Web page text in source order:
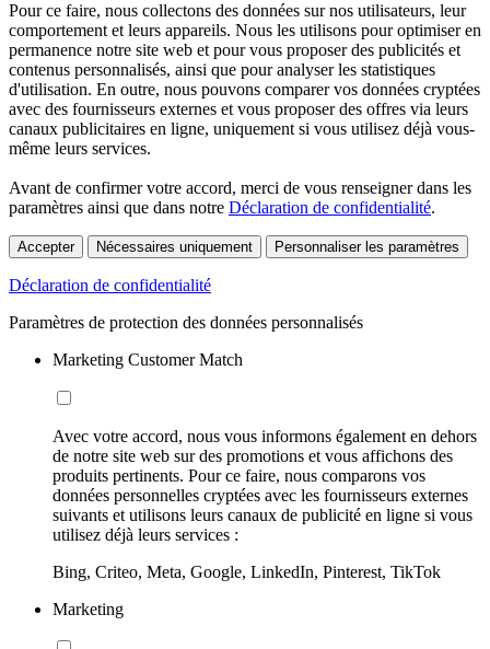
Pour ce faire, nous collectons des données sur nos utilisateurs, leur
comportement et leurs appareils. Nous les utilisons pour optimiser en
permanence notre site web et pour vous proposer des publicités et
contenus personnalisés, ainsi que pour analyser les statistiques
d'utilisation. En outre, nous pouvons comparer vos données cryptées
avec des fournisseurs externes et vous proposer des offres via leurs
canaux publicitaires en ligne, uniquement si vous utilisez déjà vous-
même leurs services.
Avant de confirmer votre accord, merci de vous renseigner dans les
paramètres ainsi que dans notre Déclaration de confidentialité.
Accepter Nécessaires uniquement Personnaliser les paramètres
Déclaration de confidentialité
Paramètres de protection des données personnalisés
Marketing Customer Match
Avec votre accord, nous vous informons également en dehors
de notre site web sur des promotions et vous affichons des
produits pertinents. Pour ce faire, nous comparons vos
données personnelles cryptées avec les fournisseurs externes
suivants et utilisons leurs canaux de publicité en ligne si vous
utilisez déjà leurs services :
Bing, Criteo, Meta, Google, LinkedIn, Pinterest, TikTok
Marketing